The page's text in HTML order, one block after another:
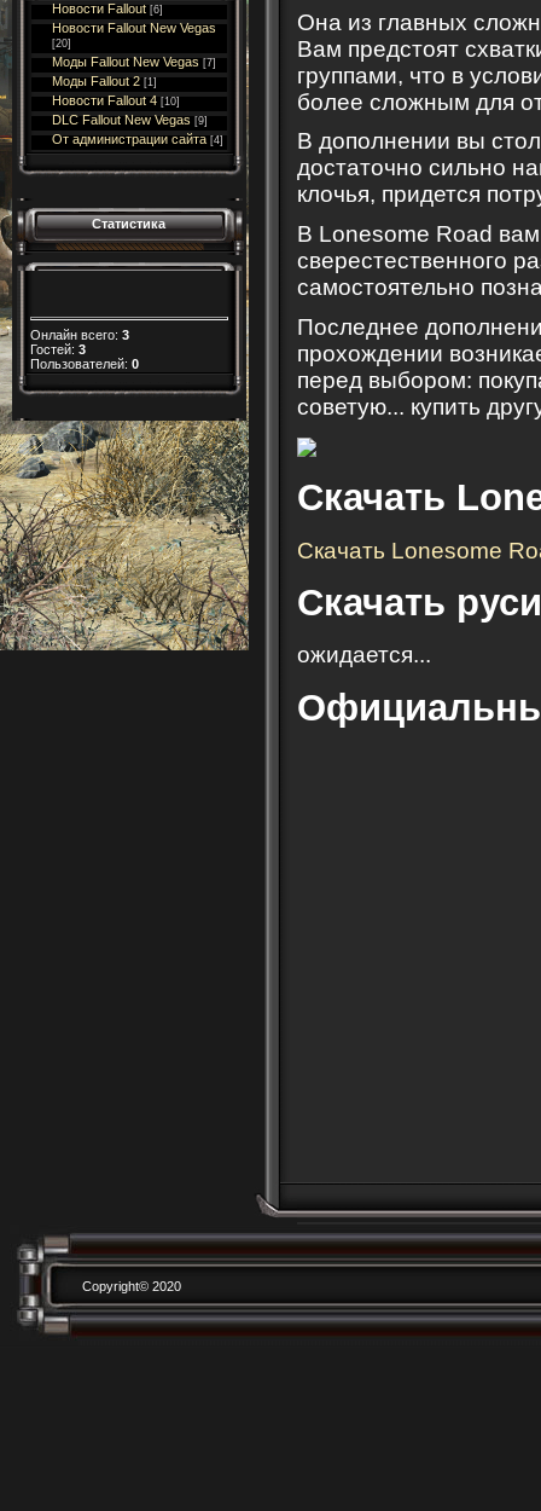
Новости Fallout [6]
Новости Fallout New Vegas
[20]
Моды Fallout New Vegas [7]
Моды Fallout 2 [1]
Новости Fallout 4 [10]
DLC Fallout New Vegas [9]
От администрации сайта [4]
Статистика
Онлайн всего: 3
Гостей: 3
Пользователей: 0
Она из главных
Вам предстоят
группами, что в
более сложным для
В дополнении вы
достаточно сильно
клочья, придется
В Lonesome Road
сверестественного
самостоятельно
Последнее
прохождении
перед выбором:
советую... купить
Скачать
Скачать Lonesome
Скачать
ожидается...
Copyright© 2020